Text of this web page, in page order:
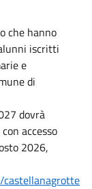
che hanno
iscritti
e
di
dovrà
accesso
2026,